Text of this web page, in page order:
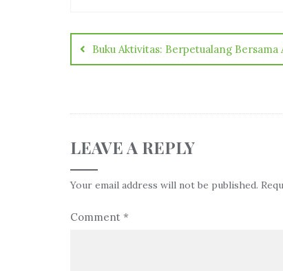
Post
navigation
Buku Aktivitas: Berpetualang
LEAVE A REPLY
Your email address will not be published.
Comment *